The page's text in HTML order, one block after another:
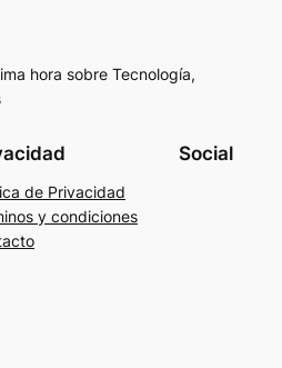
hora sobre Tecnología,
de Privacidad
y condiciones
Social